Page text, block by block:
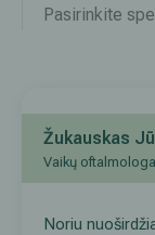
Pasirinkite
Žukauskas
Vaikų
Noriu
Hila gydytojai